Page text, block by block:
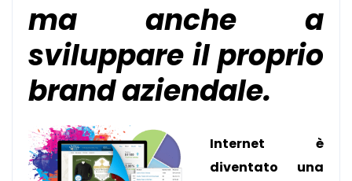
ma anche a
sviluppare il proprio
brand aziendale.
Internet è
diventato una